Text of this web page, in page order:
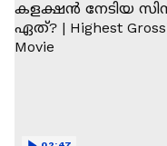
'അമ്മമ്മ' ഡോളി
ജൂൺ | Balan